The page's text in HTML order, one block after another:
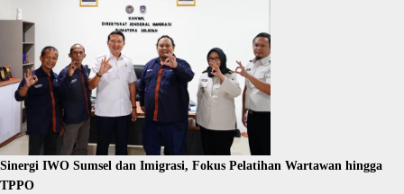
Sinergi IWO Sumsel dan Imigrasi, Fokus Pelatihan Wartawan hingga
TPPO